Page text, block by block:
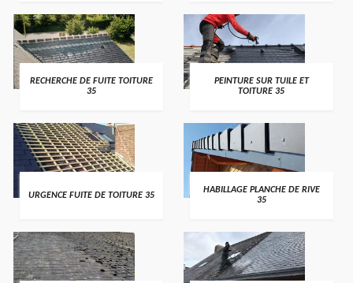
RECHERCHE DE FUITE TOITURE
35
PEINTURE SUR TUILE ET
TOITURE 35
URGENCE FUITE DE TOITURE 35
HABILLAGE PLANCHE DE RIVE
35